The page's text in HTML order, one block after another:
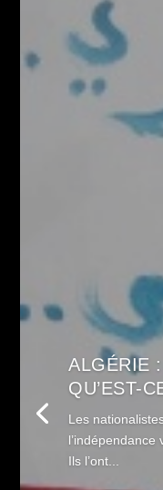
ALGÉRIE
QU’EST-
Les
Ils l’ont...